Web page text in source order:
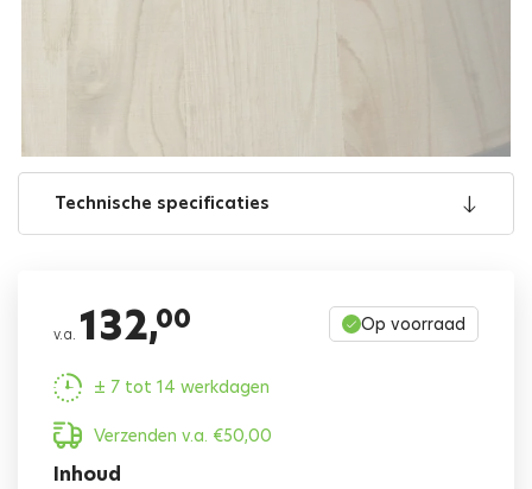
Technische specificaties
v.a. 132,00 Op voorraad
± 7 tot 14 werkdagen
Verzenden v.a. €50,00
Inhoud